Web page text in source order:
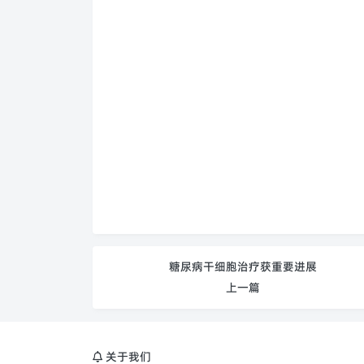
糖尿病干细胞治疗获重要进展
上一篇
关于我们